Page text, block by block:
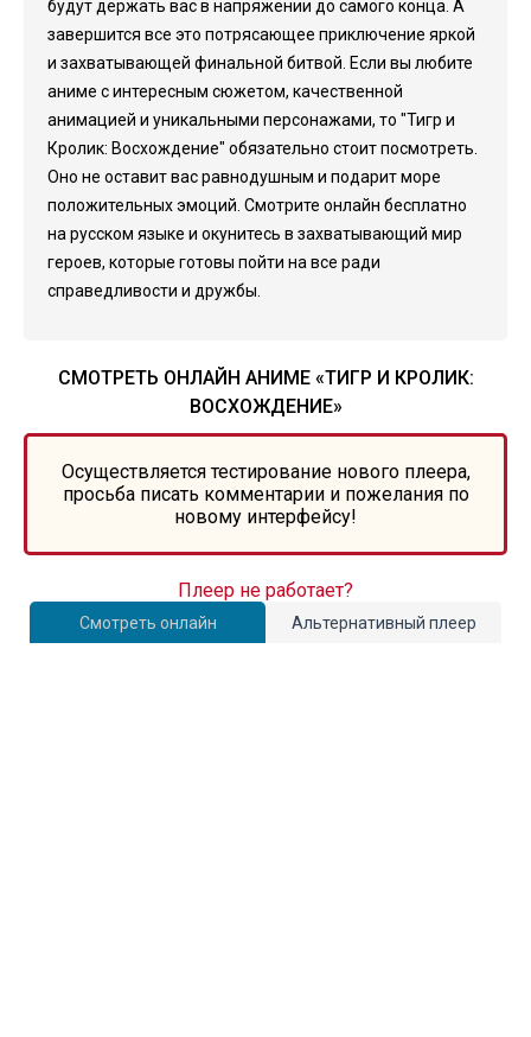
будут держать вас в напряжении до самого конца. А
завершится все это потрясающее приключение яркой
и захватывающей финальной битвой. Если вы любите
аниме с интересным сюжетом, качественной
анимацией и уникальными персонажами, то "Тигр и
Кролик: Восхождение" обязательно стоит посмотреть.
Оно не оставит вас равнодушным и подарит море
положительных эмоций. Смотрите онлайн бесплатно
на русском языке и окунитесь в захватывающий мир
героев, которые готовы пойти на все ради
справедливости и дружбы.
СМОТРЕТЬ ОНЛАЙН АНИМЕ «ТИГР И КРОЛИК:
ВОСХОЖДЕНИЕ»
Осуществляется тестирование нового плеера,
просьба писать комментарии и пожелания по
новому интерфейсу!
Смотреть онлайн Альтернативный плеер
Плеер не работает?